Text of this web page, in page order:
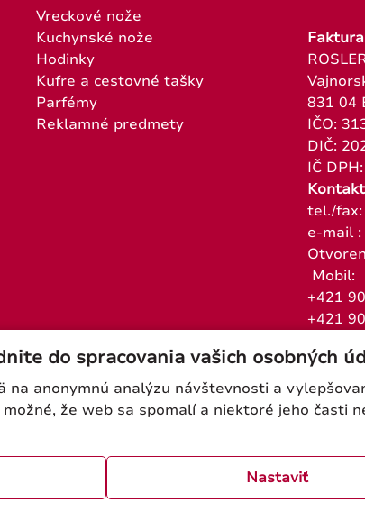
Vreckové nože
Kuchynské nože
Hodinky
Kufre a cestovné tašky
Parfémy
Reklamné predmety
831 04
IČO:
DIČ:
IČ
tel./fax:
e-mail
Mobil:
+421
+421
do spracovania vašich osobných
na anonymnú analýzu návštevnosti a
že web sa spomalí a niektoré jeho časti
Nastaviť